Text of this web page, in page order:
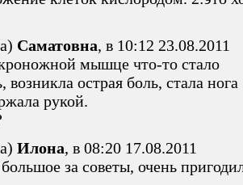
Саматовна, в 10:12 23.08.2011
мышце что-то стало
возникла острая боль, стала нога
рукой.
Илона, в 08:20 17.08.2011
за советы, очень